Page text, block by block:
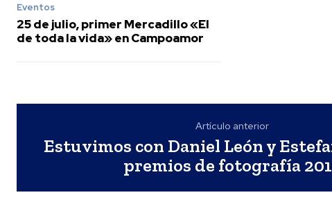
Eventos
25 de julio, primer Mercadillo «El
de toda la vida» en Campoamor
Artículo anterior
Estuvimos con Daniel León y
premios de fotografía